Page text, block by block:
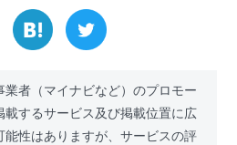
facebookhatena
者（マイナビなど）のプロモー
載するサービス及び掲載位置に広
能性はありますが、サービスの評